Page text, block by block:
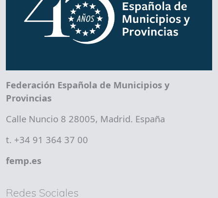
Federación Española de Municipios y
Provincias
Calle Nuncio 8 28005, Madrid. España
t. +34 91 364 37 00
femp.es
Redes Sociales